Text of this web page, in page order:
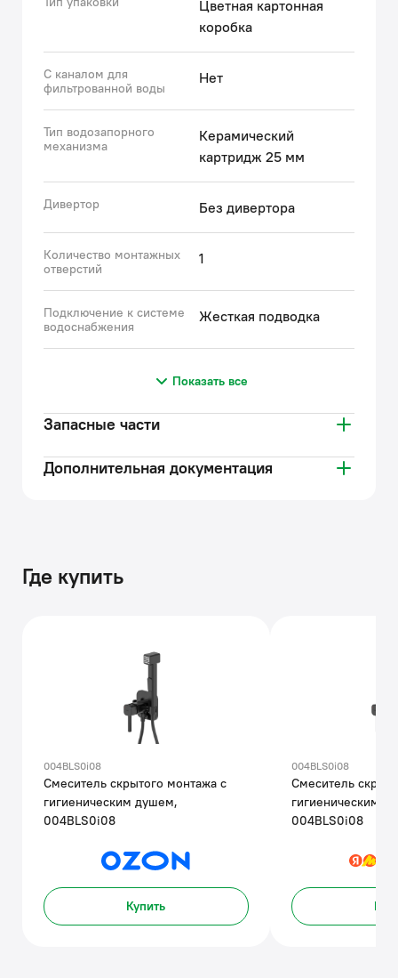
Цветная картонная
коробка
С каналом для
фильтрованной воды
Нет
Тип водозапорного
механизма
Керамический
картридж 25 мм
Дивертор Без дивертора
Количество монтажных
отверстий
1
Подключение к системе
водоснабжения
Жесткая подводка
Показать все
Запасные части
Дополнительная документация
Где купить
004BLS0i08
Смеситель скрытого монтажа с
гигиеническим душем,
004BLS0i08
Купить
004BLS0i08
Смеситель
гигиеническим
004BLS0i08